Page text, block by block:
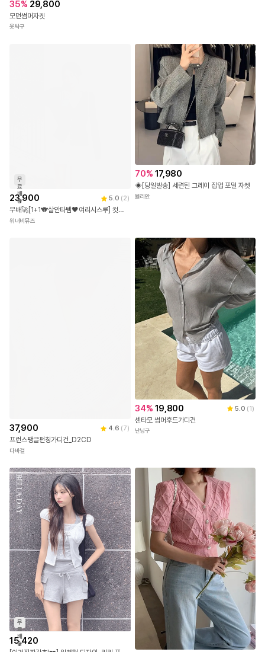
35% 29,800
모던썸머자켓
옷싸구
무
료
배
송
23,900 5.0 (2)
무배🚀[1+1🐨살안타템🖤여리시스루] 컷팅 시스루 썸머 가디건 브이넥 여름 얇은 긴팔 자개 단추 오버핏 아우터 커버업 데일리룩 바캉스룩 휴양지룩 휴가룩 7COL
워너비뮤즈
70% 17,980
◈[당일발송] 세련된 그레이 집업 포멀 자켓
뮬리안
37,900 4.6 (7)
프런스팽글펀칭가디건_D2CD
다바걸
34% 19,800 5.0 (1)
센타모 썸머후드가디건
난닝구
무
료
배
송
15,420